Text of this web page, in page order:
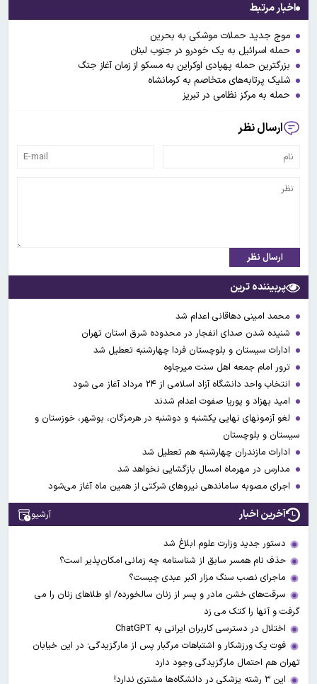
اخبار مرتبط
موج جدید حملات موشکی به بحرین
حمله اسرائیل به یک خودرو در جنوب لبنان
بزرگترین حمله پهپادی اوکراین به مسکو از زمان آغاز جنگ
شلیک پرتابه‌های متخاصم به کرمانشاه
حمله به مرکز نظامی در تبریز
ارسال نظر
ارسال نظر
پربیننده ترین
محمد امینی دهاقانی اعدام شد
شنیده شدن صدای انفجار در محدوده شرق استان تهران
ادارات سیستان و بلوچستان فردا چهارشنبه تعطیل شد
ترور امام جمعه اهل سنت میرجاوه
انتخاب واحد دانشگاه آزاد اسلامی از ۲۴ مرداد آغاز می شود
امید بهزاد و پوریا صفوت اعدام شدند
لغو آزمونهای نهایی یکشنبه و دوشنبه در هرمزگان، بوشهر، خوزستان و
سیستان و بلوچستان
ادارات مازندران چهارشنبه هم تعطیل شد
مدارس در مهرماه امسال بازگشایی نخواهد شد
اجرای مصوبه ساماندهی نیرو‌های شرکتی از همین ماه آغاز می‌شود
آخرین اخبار آرشیو
دستور جدید وزارت علوم ابلاغ شد
حذف نام همسر سابق از شناسنامه چه زمانی امکان‌پذیر است؟
ماجرای نصب سنگ مزار اکبر عبدی چیست؟
سرقت‌های خشن مادر و پسر از زنان سالخورده/ او طلاهای زنان را می
گرفت و آنها را کتک می زد
اختلال در دسترسی کاربران ایرانی به ChatGPT
فوت یک ورزشکار و اشتباهات مرگبار پس از مارگزیدگی؛ در این خیابان
تهران هم احتمال مارگزیدگی وجود دارد
این ۳ رشته پزشکی در دانشگاه‌ها مشتری ندارد!